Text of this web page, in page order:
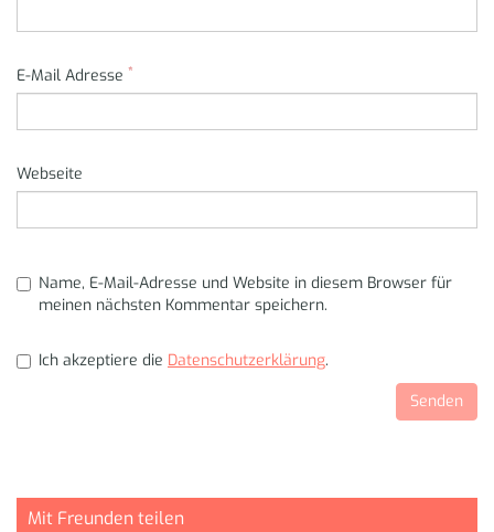
E-Mail Adresse *
Webseite
Name, E-Mail-Adresse und Website in diesem Browser für
meinen nächsten Kommentar speichern.
Ich akzeptiere die Datenschutzerklärung.
Mit Freunden teilen